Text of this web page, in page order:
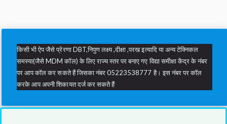
किसी भी ऐप जैसे प्रेरणा DBT,निपुण लक्ष्य ,दीक्षा ,परख इत्यादि या अन्य टेक्निकल
समस्या(जैसे MDM कॉल) के लिए राज्य स्तर पर बनाए गए विद्या समीक्षा केंद्र के नंबर
पर आप कॉल कर सकते हैं जिसका नंबर 05223538777 है। इस नंबर पर कॉल
करके आप अपनी शिकायत दर्ज कर सकते हैं